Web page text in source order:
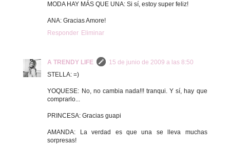
MODA HAY MÁS QUE UNA: Si sí, estoy super feliz!
ANA: Gracias Amore!
Responder Eliminar
A TRENDY LIFE
15 de junio de 2009 a las 8:50
STELLA: =)
YOQUESE: No, no cambia nada!!! tranqui. Y sí, hay que
comprarlo...
PRINCESA: Gracias guapi
AMANDA: La verdad es que una se lleva muchas
sorpresas!